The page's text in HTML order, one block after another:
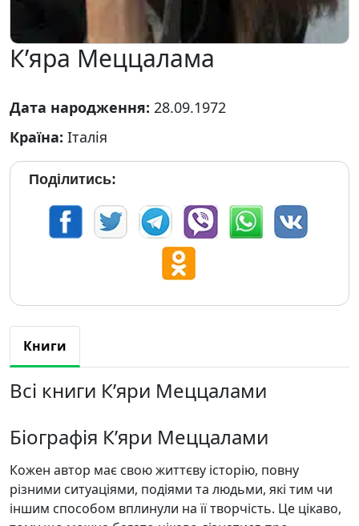
К’яра Меццалама
Дата народження: 28.09.1972
Країна: Італія
Поділитись:
Книги
Всі книги К’яри Меццалами
Біографія К’яри Меццалами
Кожен автор має свою життєву історію, повну
різними ситуаціями, подіями та людьми, які тим чи
іншим способом вплинули на її творчість. Це цікаво,